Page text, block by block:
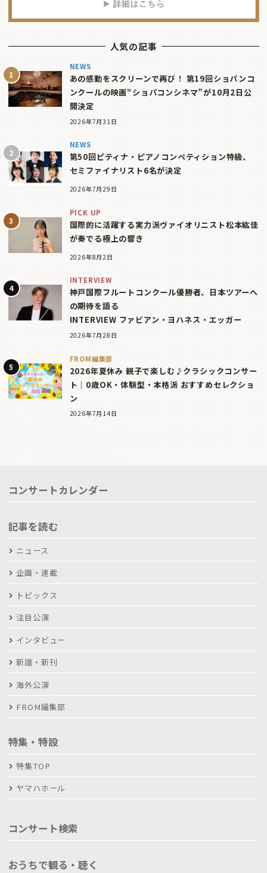
人気の記事
NEWS
あの感動をスクリーンで再び！ 第19回ショパンコ
ンクールの映画“ショパコンシネマ”が10月2日公
開決定
2026年7月31日
NEWS
第50回ピティナ・ピアノコンペティション特級、
セミファイナリスト6名が決定
2026年7月29日
PICK UP
国際的に活躍する実力派ヴァイオリニスト松本紘佳
が奏でる極上の響き
2026年8月2日
INTERVIEW
神戸国際フルートコンクール優勝者、日本ツアーへ
の期待を語る
INTERVIEW ファビアン・ヨハネス・エッガー
2026年7月28日
FROM編集部
2026年夏休み 親子で楽しむ♪クラシックコンサー
ト｜0歳OK・体験型・本格派 おすすめセレクショ
ン
2026年7月14日
コンサートカレンダー
記事を読む
ニュース
企画・連載
トピックス
注目公演
インタビュー
新譜・新刊
海外公演
FROM編集部
特集・特設
特集TOP
ヤマハホール
コンサート検索
おうちで観る・聴く